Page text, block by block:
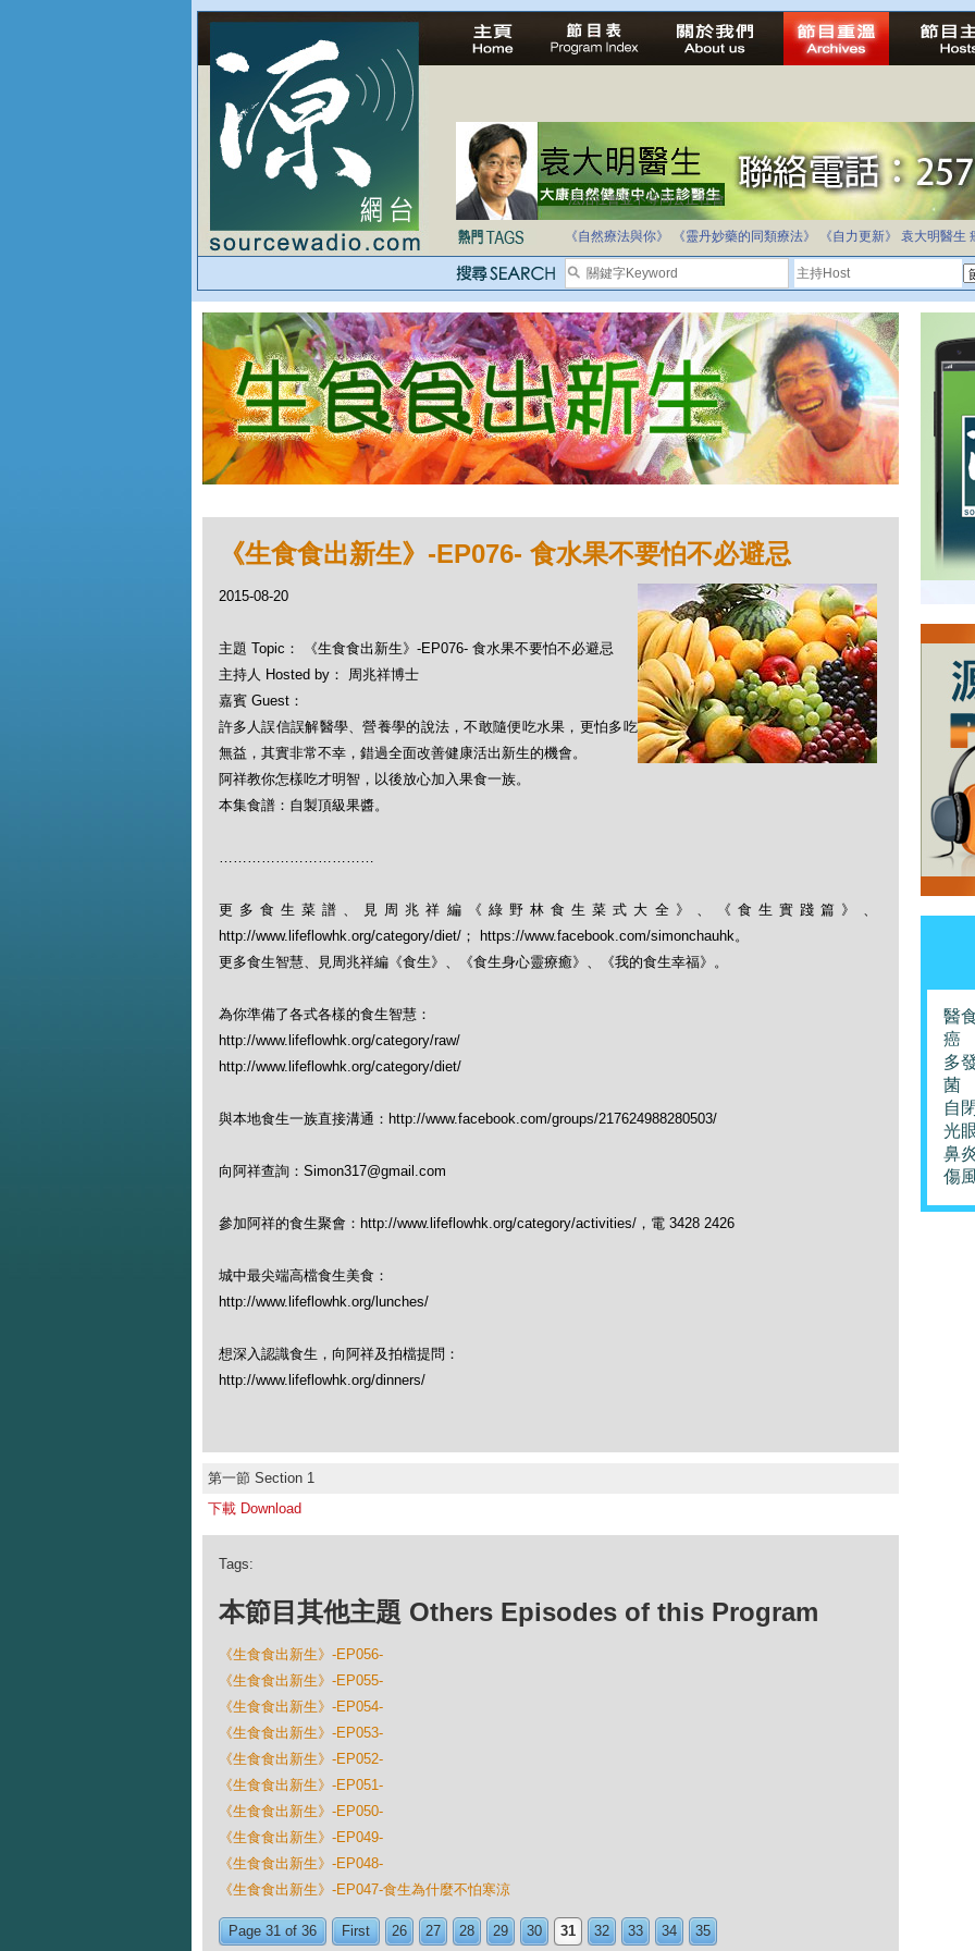
法治社會並不等同公正社會
自家教育合法化-推動多元化教育，全民學卷制
《自然療法與你》
《靈丹妙藥的同類療法》 《自力更新》 袁大明醫生
《生食食出新生》-EP076- 食水果不要怕不必避忌
2015-08-20
主題 Topic： 《生食食出新生》-EP076- 食水果不要怕不必避忌
主持人 Hosted by： 周兆祥博士
嘉賓 Guest：
許多人誤信誤解醫學、營養學的說法，不敢隨便吃水果，更怕多吃
無益，其實非常不幸，錯過全面改善健康活出新生的機會。
阿祥教你怎樣吃才明智，以後放心加入果食一族。
本集食譜：自製頂級果醬。
……………………………
更多食生菜譜、見周兆祥編《綠野林食生菜式大全》、《食生實踐篇》、
http://www.lifeflowhk.org/category/diet/； https://www.facebook.com/simonchauhk。
更多食生智慧、見周兆祥編《食生》、《食生身心靈療癒》、《我的食生幸福》。
為你準備了各式各樣的食生智慧：
http://www.lifeflowhk.org/category/raw/
http://www.lifeflowhk.org/category/diet/
與本地食生一族直接溝通：http://www.facebook.com/groups/217624988280503/
向阿祥查詢：Simon317@gmail.com
參加阿祥的食生聚會：http://www.lifeflowhk.org/category/activities/，電 3428 2426
城中最尖端高檔食生美食：
http://www.lifeflowhk.org/lunches/
想深入認識食生，向阿祥及拍檔提問：
http://www.lifeflowhk.org/dinners/
第一節 Section 1
下載 Download
Tags:
本節目其他主題 Others Episodes of this Program
《生食食出新生》-EP056-
《生食食出新生》-EP055-
《生食食出新生》-EP054-
《生食食出新生》-EP053-
《生食食出新生》-EP052-
《生食食出新生》-EP051-
《生食食出新生》-EP050-
《生食食出新生》-EP049-
《生食食出新生》-EP048-
《生食食出新生》-EP047-食生為什麼不怕寒涼
Page 31 of 36 First 26 27 28 29 30 31 32 33 34 35
醫
癌
多
菌
自
光
鼻
傷